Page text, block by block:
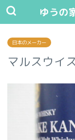
ゆうの
日本のメーカー
マルスウイ